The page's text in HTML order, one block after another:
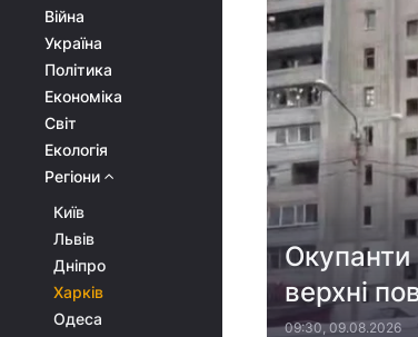
Війна
Україна
Політика
Економіка
Світ
Екологія
Регіони
Київ
Львів
Дніпро
Харків
Одеса
Окупанти
верхні
09:30, 09.08.2026